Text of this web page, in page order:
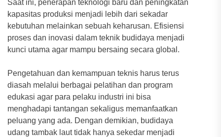
Saat ini, penerapan teknologi baru dan peningkatan
kapasitas produksi menjadi lebih dari sekadar
kebutuhan melainkan sebuah keharusan. Efisiensi
proses dan inovasi dalam teknik budidaya menjadi
kunci utama agar mampu bersaing secara global.
Pengetahuan dan kemampuan teknis harus terus
diasah melalui berbagai pelatihan dan program
edukasi agar para pelaku industri ini bisa
menghadapi tantangan sekaligus memanfaatkan
peluang yang ada. Dengan demikian, budidaya
udang tambak laut tidak hanya sekedar menjadi